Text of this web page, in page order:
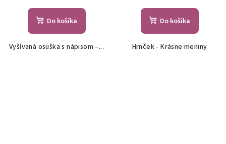
Do košíka
Vyšívaná osuška s nápisom –...
Do košíka
Hrnček - Krásne meniny